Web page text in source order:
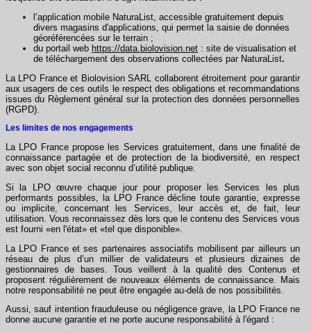
l’application mobile NaturaList, accessible gratuitement depuis
divers magasins d'applications, qui permet la saisie de données
géoréférencées sur le terrain ;
du portail web https://data.biolovision.net : site de visualisation et
de téléchargement des observations collectées par NaturaList.
La LPO France et Biolovision SARL collaborent étroitement pour garantir
aux usagers de ces outils le respect des obligations et recommandations
issues du Règlement général sur la protection des données personnelles
(RGPD).
Les limites de nos engagements
La LPO France propose les Services gratuitement, dans une finalité de
connaissance partagée et de protection de la biodiversité, en respect
avec son objet social reconnu d’utilité publique.
Si la LPO œuvre chaque jour pour proposer les Services les plus
performants possibles, la LPO France décline toute garantie, expresse
ou implicite, concernant les Services, leur accès et, de fait, leur
utilisation. Vous reconnaissez dès lors que le contenu des Services vous
est fourni «en l'état» et «tel que disponible».
La LPO France et ses partenaires associatifs mobilisent par ailleurs un
réseau de plus d’un millier de validateurs et plusieurs dizaines de
gestionnaires de bases. Tous veillent à la qualité des Contenus et
proposent régulièrement de nouveaux éléments de connaissance. Mais
notre responsabilité ne peut être engagée au-delà de nos possibilités.
Aussi, sauf intention frauduleuse ou négligence grave, la LPO France ne
donne aucune garantie et ne porte aucune responsabilité à l'égard :